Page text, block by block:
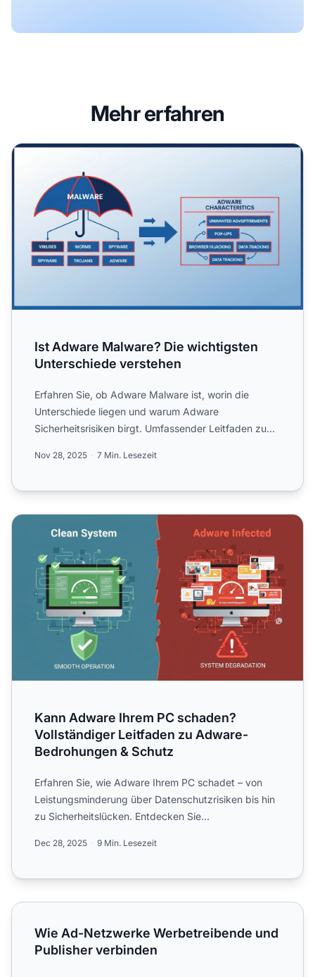
Mehr erfahren
Ist Adware Malware? Die wichtigsten Unterschiede
Ist Adware Malware? Die wichtigsten
Unterschiede verstehen
Erfahren Sie, ob Adware Malware ist, worin die
Unterschiede liegen und warum Adware
Sicherheitsrisiken birgt. Umfassender Leitfaden zum
Nov 28, 2025 7 Min. Lesezeit
Kann Adware Ihrem PC schaden? Vollständiger
Kann Adware Ihrem PC schaden?
Vollständiger Leitfaden zu Adware-
Bedrohungen & Schutz
Erfahren Sie, wie Adware Ihrem PC schadet – von
Leistungsminderung über Datenschutzrisiken bis hin
zu Sicherheitslücken. Entdecken Sie
Dec 28, 2025 9 Min. Lesezeit
Wie Ad-Netzwerke Werbetreibende und Publisher
Wie Ad-Netzwerke Werbetreibende und
Publisher verbinden